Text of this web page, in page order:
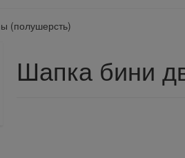
(полушерсть)
Шапка бини